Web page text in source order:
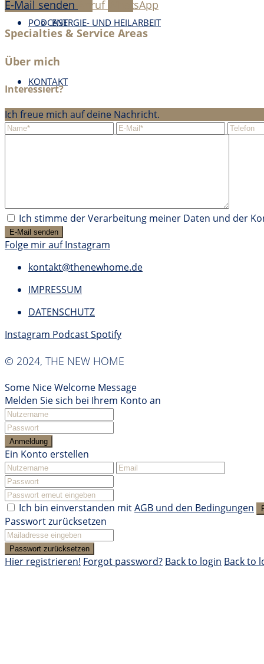
ENERGIE- UND HEILARBEIT
PODCAST
KONTAKT
E-Mail senden
Anruf
WhatsApp
Specialties & Service Areas
Über mich
Interessiert?
Ich freue mich auf deine Nachricht.
Ich stimme der Verarbeitung meiner Daten und der
Folge mir auf Instagram
kontakt@thenewhome.de
IMPRESSUM
DATENSCHUTZ
Instagram PodcastSpotify
© 2024, THE NEW HOME
Some Nice Welcome Message
Melden Sie sich bei Ihrem Konto an
Anmeldung
Ein Konto erstellen
Ich bin einverstanden mitAGB und den Bedingungen
Passwort zurücksetzen
Passwort zurücksetzen
Hier registrieren! Forgot password? Back to login Back to